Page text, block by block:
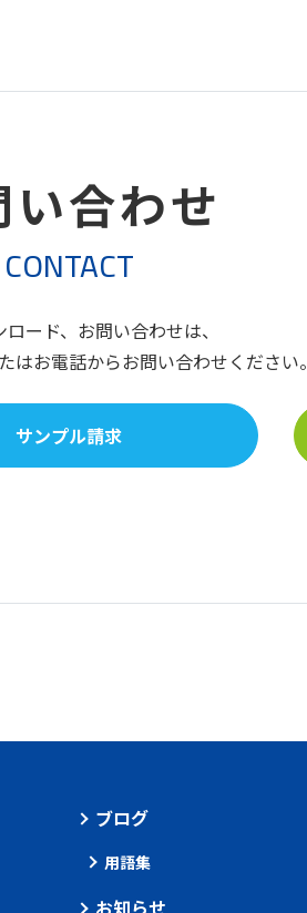
い合わせ
CONTACT
ード、お問い合わせは、
はお電話からお問い合わせください。
サンプル請求
ブログ
用語集
お知らせ